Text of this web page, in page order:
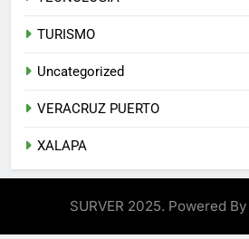
TURISMO
Uncategorized
VERACRUZ PUERTO
XALAPA
SURVER 2025. Powered By